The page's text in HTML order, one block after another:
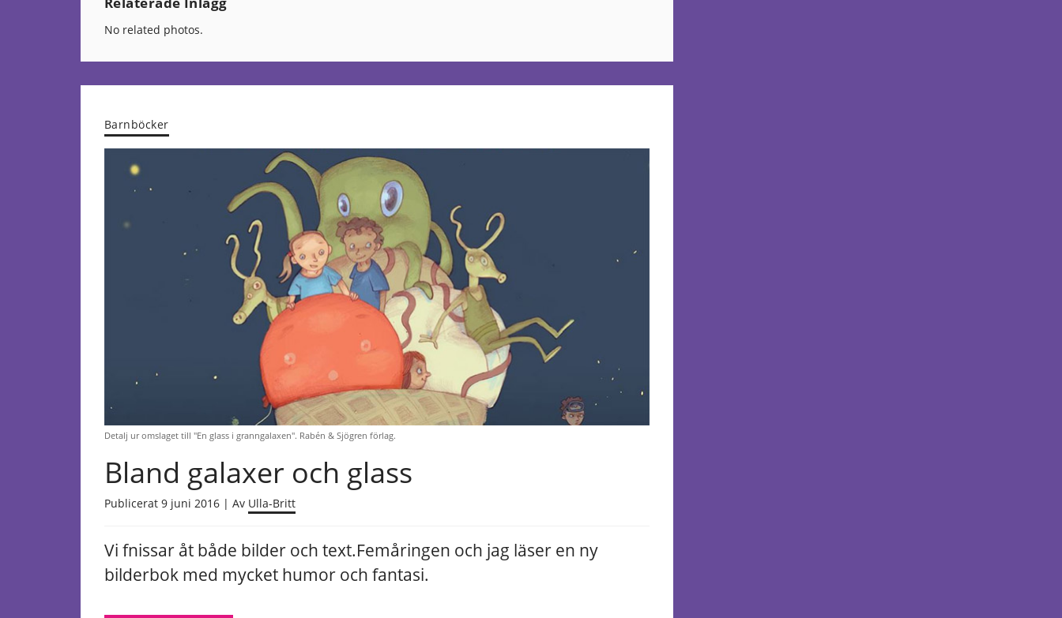
No related photos.
Barnböcker
Detalj ur omslaget till "En glass i granngalaxen". Rabén & Sjögren förlag.
Bland galaxer och glass
Publicerat 9 juni 2016 | Av Ulla-Britt
Vi fnissar åt både bilder och text.Femåringen och jag läser en ny
bilderbok med mycket humor och fantasi.